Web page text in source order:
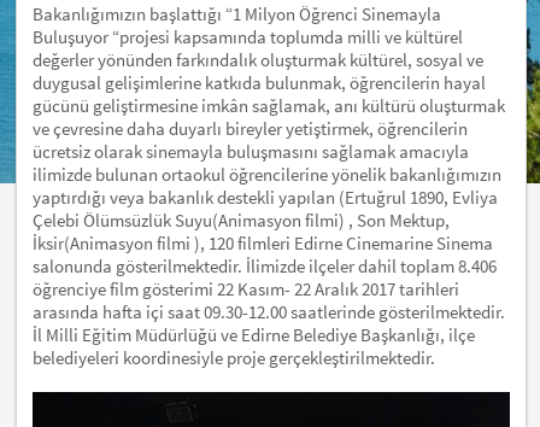
Bakanlığımızın başlattığı “1 Milyon Öğrenci Sinemayla
Buluşuyor “projesi kapsamında toplumda milli ve kültürel
değerler yönünden farkındalık oluşturmak kültürel, sosyal ve
duygusal gelişimlerine katkıda bulunmak, öğrencilerin hayal
gücünü geliştirmesine imkân sağlamak, anı kültürü oluşturmak
ve çevresine daha duyarlı bireyler yetiştirmek, öğrencilerin
ücretsiz olarak sinemayla buluşmasını sağlamak amacıyla
ilimizde bulunan ortaokul öğrencilerine yönelik bakanlığımızın
yaptırdığı veya bakanlık destekli yapılan (Ertuğrul 1890, Evliya
Çelebi Ölümsüzlük Suyu(Animasyon filmi) , Son Mektup,
İksir(Animasyon filmi ), 120 filmleri Edirne Cinemarine Sinema
salonunda gösterilmektedir. İlimizde ilçeler dahil toplam 8.406
öğrenciye film gösterimi 22 Kasım- 22 Aralık 2017 tarihleri
arasında hafta içi saat 09.30-12.00 saatlerinde gösterilmektedir.
İl Milli Eğitim Müdürlüğü ve Edirne Belediye Başkanlığı, ilçe
belediyeleri koordinesiyle proje gerçekleştirilmektedir.